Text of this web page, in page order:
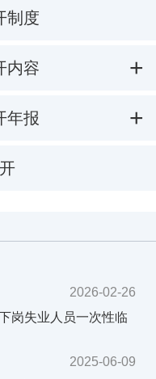
制度
内容
年报
2026-02-26
岗失业人员一次性临
2025-06-09